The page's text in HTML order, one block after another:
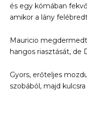
és egy kómában
amikor a lány
Mauricio
hangos riasztását, de
Gyors, erőteljes
szobából, majd